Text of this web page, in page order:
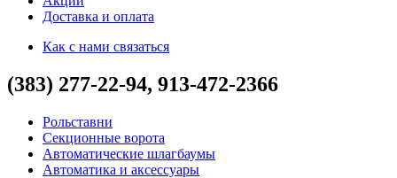
Доставка и оплата
Как с нами связаться
(383) 277-22-94, 913-472-2366
Рольставни
Секционные ворота
Автоматические шлагбаумы
Автоматика и аксессуары